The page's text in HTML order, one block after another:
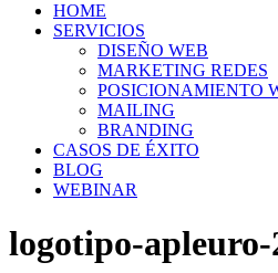
HOME
SERVICIOS
DISEÑO WEB
MARKETING REDES
POSICIONAMIENTO
MAILING
BRANDING
CASOS DE ÉXITO
BLOG
WEBINAR
logotipo-apleuro-